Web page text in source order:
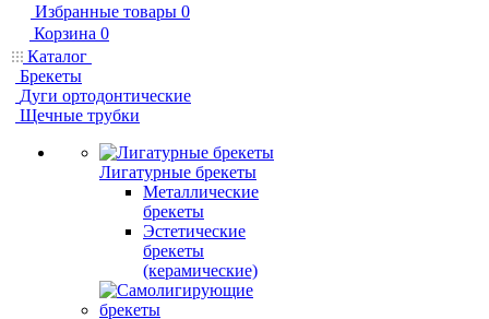
Избранные товары 0
Корзина 0
Каталог
Брекеты
Дуги ортодонтические
Щечные трубки
Лигатурные брекеты
Металлические
брекеты
Эстетические
брекеты
(керамические)